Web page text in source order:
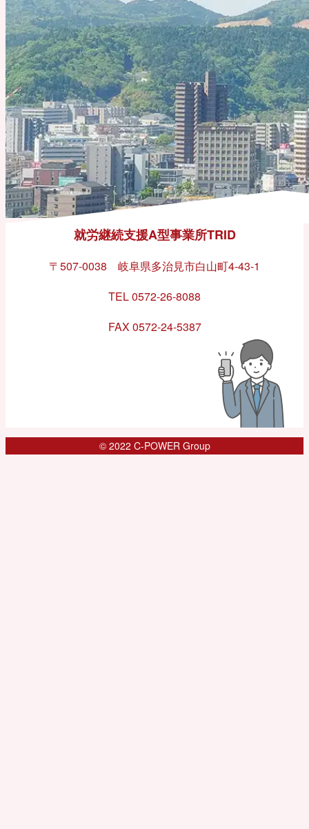
就労継続支援A型事業所TRID
〒507-0038 岐阜県多治見市白山町4-43-1
TEL 0572-26-8088
FAX 0572-24-5387
© 2022 C-POWER Group